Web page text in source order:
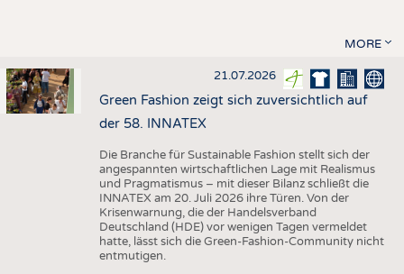
MORE
21.07.2026
Green Fashion zeigt sich zuversichtlich auf
der 58. INNATEX
Die Branche für Sustainable Fashion stellt sich der
angespannten wirtschaftlichen Lage mit Realismus
und Pragmatismus – mit dieser Bilanz schließt die
INNATEX am 20. Juli 2026 ihre Türen. Von der
Krisenwarnung, die der Handelsverband
Deutschland (HDE) vor wenigen Tagen vermeldet
hatte, lässt sich die Green-Fashion-Community nicht
entmutigen.